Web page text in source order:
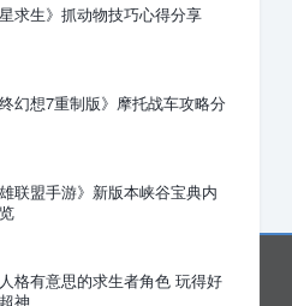
星求生》抓动物技巧心得分享
终幻想7重制版》摩托战车攻略分
雄联盟手游》新版本峡谷宝典内
格有意思的求生者角色 玩得好
神